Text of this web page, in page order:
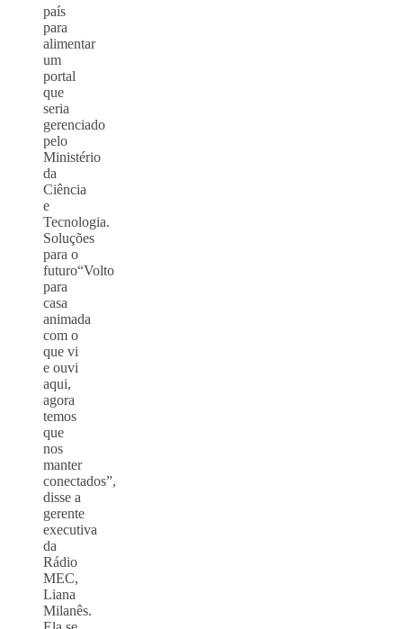
país
para
alimentar
um
portal
que
seria
gerenciado
pelo
Ministério
da
Ciência
e
Tecnologia.
Soluções
para o
futuro“Volto
para
casa
animada
com o
que vi
e ouvi
aqui,
agora
temos
que
nos
manter
conectados”,
disse a
gerente
executiva
da
Rádio
MEC,
Liana
Milanês.